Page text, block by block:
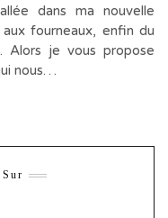
dans ma nouvelle
fourneaux, enfin du
Alors je vous propose
nous…